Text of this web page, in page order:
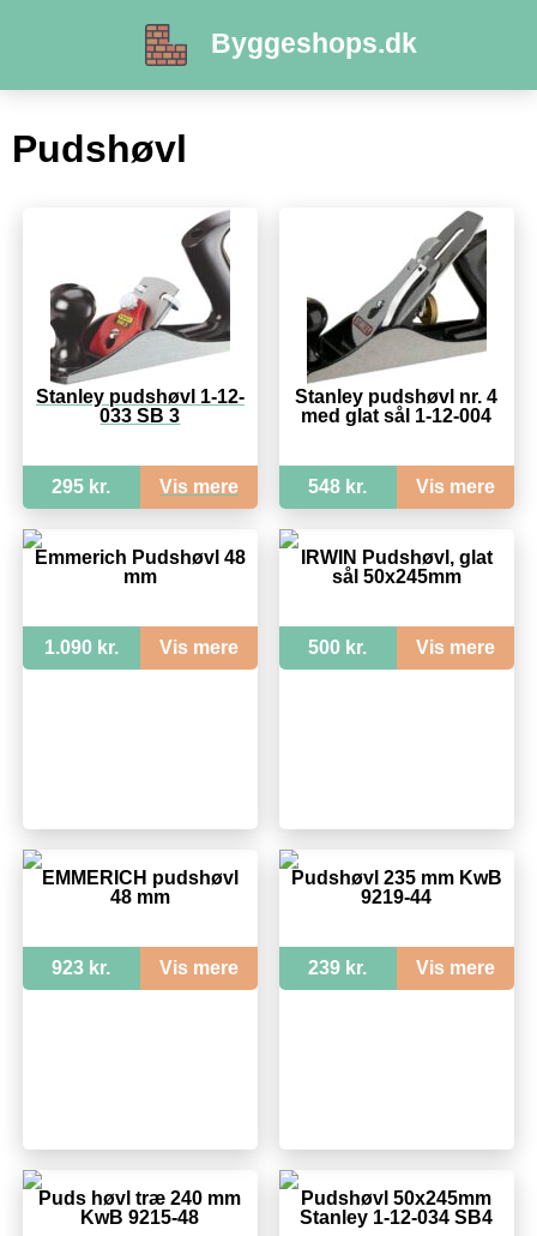
Byggeshops.dk
Pudshøvl
Stanley pudshøvl 1-12-
033 SB 3
295 kr. Vis mere
Stanley pudshøvl nr. 4
med glat sål 1-12-004
548 kr. Vis mere
Emmerich Pudshøvl 48
mm
1.090 kr. Vis mere
IRWIN Pudshøvl, glat
sål 50x245mm
500 kr. Vis mere
EMMERICH pudshøvl
48 mm
923 kr. Vis mere
Pudshøvl 235 mm KwB
9219-44
239 kr. Vis mere
Puds høvl træ 240 mm
KwB 9215-48
Pudshøvl 50x245mm
Stanley 1-12-034 SB4